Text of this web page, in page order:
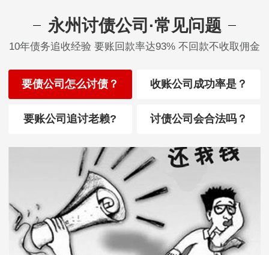
永州讨债公司·常见问题
10年债务追收经验 要账回款率达93% 不回款不收取佣金
要债公司怎么讨债？ 收账公司成功率是？
要账公司追讨老赖? 讨债公司会合法吗？